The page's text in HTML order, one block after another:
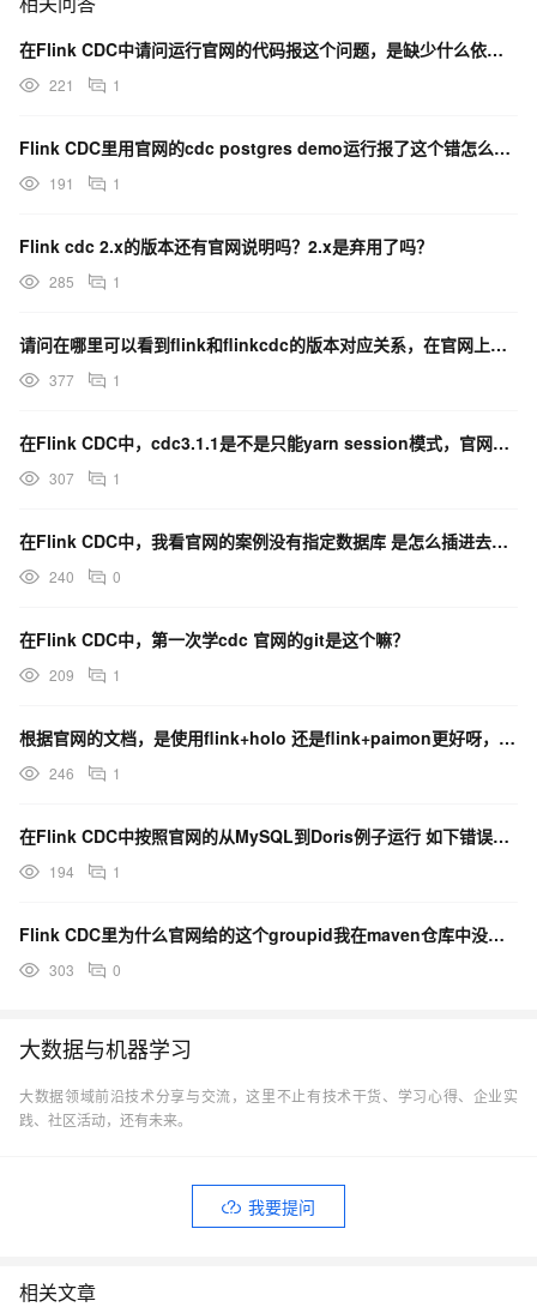
在Flink CDC中请问运行官网的代码报这个问题，是缺少什么依赖吗？
221 1
Flink CDC里用官网的cdc postgres demo运行报了这个错怎么办？
191 1
Flink cdc 2.x的版本还有官网说明吗？2.x是弃用了吗？
285 1
请问在哪里可以看到flink和flinkcdc的版本对应关系，在官网上没有看到相关的内容
377 1
在Flink CDC中，cdc3.1.1是不是只能yarn session模式，官网部署模式？
307 1
在Flink CDC中，我看官网的案例没有指定数据库 是怎么插进去的？
240 0
在Flink CDC中，第一次学cdc 官网的git是这个嘛？
209 1
根据官网的文档，是使用flink+holo 还是flink+paimon更好呀，更节约成本？
246 1
在Flink CDC中按照官网的从MySQL到Doris例子运行 如下错误如何操作？
194 1
Flink CDC里为什么官网给的这个groupid我在maven仓库中没有找到所属组？
303 0
大数据与机器学习
大数据领域前沿技术分享与交流，这里不止有技术干货、学习心得、企业实
践、社区活动，还有未来。
我要提问
相关文章